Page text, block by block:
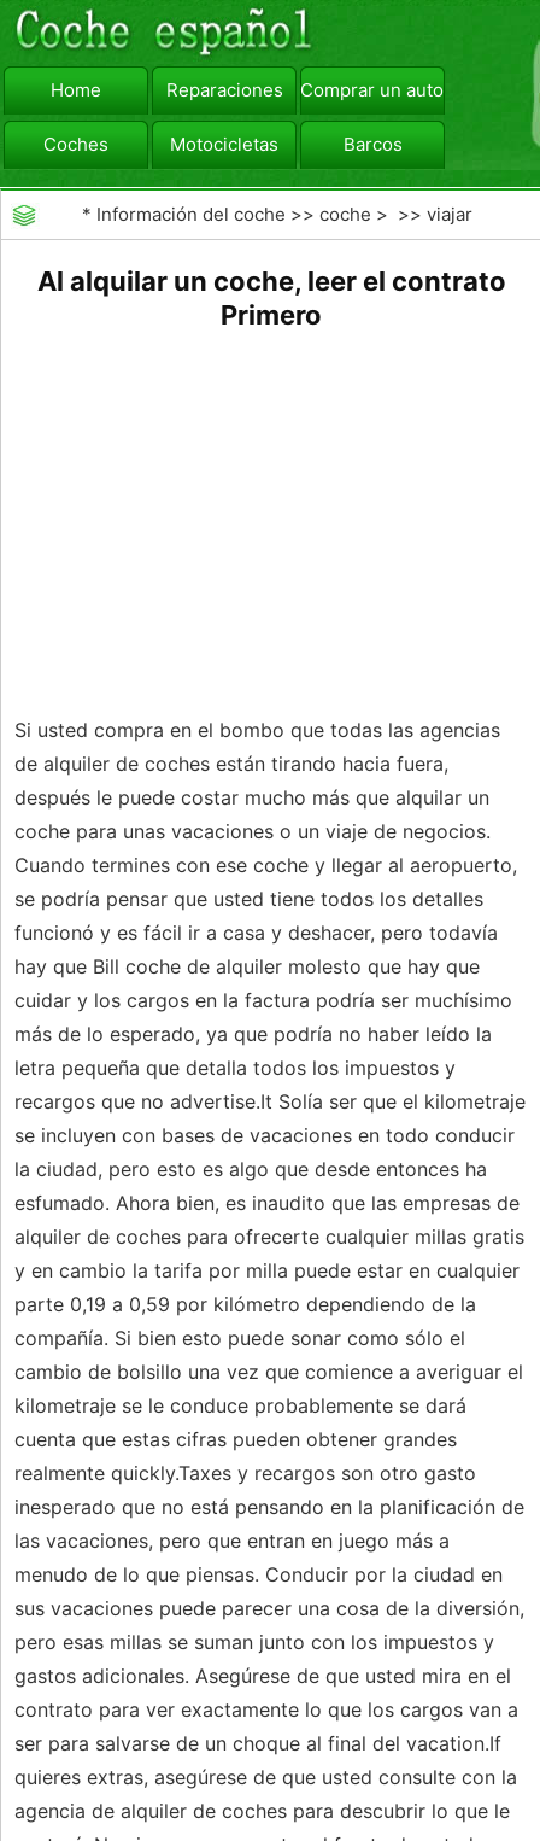
Home Reparaciones Comprar un automóvil
Coches Motocicletas Barcos
viajar Camiones
* Información del coche >>coche > >>viajar
Al alquilar un coche, leer el contrato
Primero
Si usted compra en el bombo que todas las agencias
de alquiler de coches están tirando hacia fuera,
después le puede costar mucho más que alquilar un
coche para unas vacaciones o un viaje de negocios.
Cuando termines con ese coche y llegar al aeropuerto,
se podría pensar que usted tiene todos los detalles
funcionó y es fácil ir a casa y deshacer, pero todavía
hay que Bill coche de alquiler molesto que hay que
cuidar y los cargos en la factura podría ser muchísimo
más de lo esperado, ya que podría no haber leído la
letra pequeña que detalla todos los impuestos y
recargos que no advertise.It Solía ​​ser que el kilometraje
se incluyen con bases de vacaciones en todo conducir
la ciudad, pero esto es algo que desde entonces ha
esfumado. Ahora bien, es inaudito que las empresas de
alquiler de coches para ofrecerte cualquier millas gratis
y en cambio la tarifa por milla puede estar en cualquier
parte 0,19 a 0,59 por kilómetro dependiendo de la
compañía. Si bien esto puede sonar como sólo el
cambio de bolsillo una vez que comience a averiguar el
kilometraje se le conduce probablemente se dará
cuenta que estas cifras pueden obtener grandes
realmente quickly.Taxes y recargos son otro gasto
inesperado que no está pensando en la planificación de
las vacaciones, pero que entran en juego más a
menudo de lo que piensas. Conducir por la ciudad en
sus vacaciones puede parecer una cosa de la diversión,
pero esas millas se suman junto con los impuestos y
gastos adicionales. Asegúrese de que usted mira en el
contrato para ver exactamente lo que los cargos van a
ser para salvarse de un choque al final del vacation.If
quieres extras, asegúrese de que usted consulte con la
agencia de alquiler de coches para descubrir lo que le